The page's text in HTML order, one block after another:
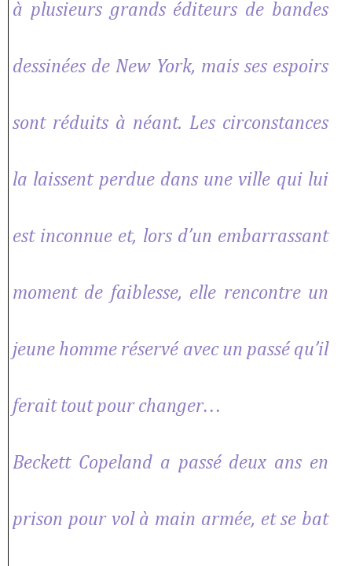
à plusieurs grands éditeurs de bandes
dessinées de New York, mais ses espoirs
sont réduits à néant. Les circonstances
la laissent perdue dans une ville qui lui
est inconnue et, lors d’un embarrassant
moment de faiblesse, elle rencontre un
jeune homme réservé avec un passé qu’il
ferait tout pour changer…
Beckett Copeland a passé deux ans en
prison pour vol à main armée, et se bat